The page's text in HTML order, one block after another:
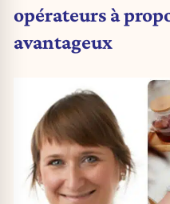
opérateurs à
avantageux